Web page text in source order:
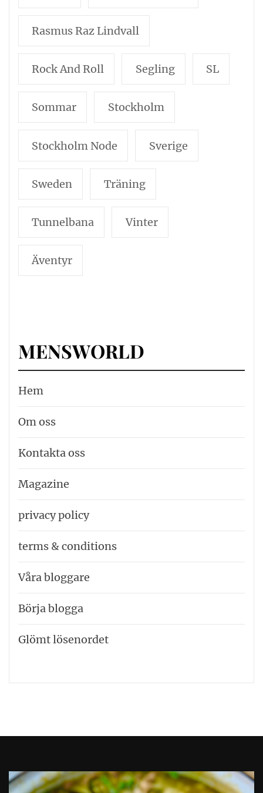
Rasmus Raz Lindvall
Rock And Roll Segling SL
Sommar Stockholm
Stockholm Node Sverige
Sweden Träning
Tunnelbana Vinter
Äventyr
MENSWORLD
Hem
Om oss
Kontakta oss
Magazine
privacy policy
terms & conditions
Våra bloggare
Börja blogga
Glömt lösenordet